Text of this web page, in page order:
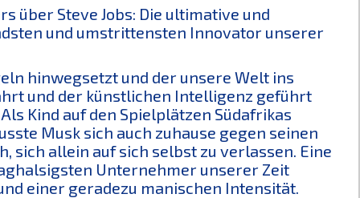
über Steve Jobs: Die ultimative und
und umstrittensten Innovator unserer
hinwegsetzt und der unsere Welt ins
und der künstlichen Intelligenz geführt
Kind auf den Spielplätzen Südafrikas
Musk sich auch zuhause gegen seinen
sich allein auf sich selbst zu verlassen. Eine
Unternehmer unserer Zeit
einer geradezu manischen Intensität.